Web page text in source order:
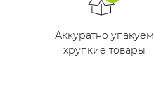
Аккуратно упакуем
хрупкие товары